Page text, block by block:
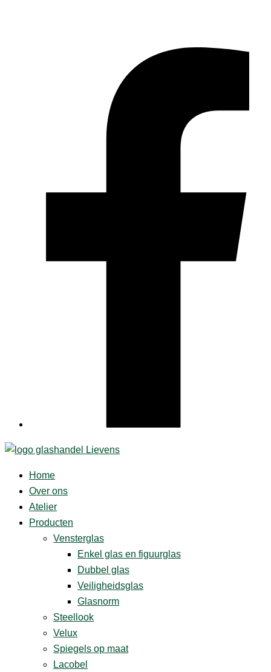
Home
Over ons
Atelier
Producten
Vensterglas
Enkel glas en figuurglas
Dubbel glas
Veiligheidsglas
Glasnorm
Steellook
Velux
Spiegels op maat
Lacobel